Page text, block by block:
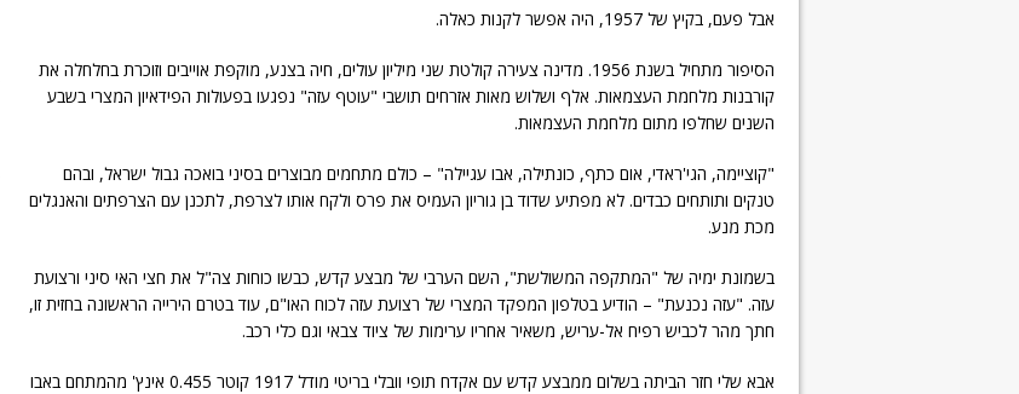
אבל פעם, בקיץ של 1957, היה אפשר לקנות כאלה.
הסיפור מתחיל בשנת 1956. מדינה צעירה קולטת שני מיליון עולים, חיה בצנע, מוקפת אוייבים וזוכרת בחלחלה את
קורבנות מלחמת העצמאות. אלף ושלוש מאות אזרחים תושבי "עוטף עזה" נפגעו בפעולות הפידאיון המצרי בשבע
השנים שחלפו מתום מלחמת העצמאות.
"קוציימה, הגי'ראדי, אום כתף, כונתילה, אבו עגיילה" – כולם מתחמים מבוצרים בסיני בואכה גבול ישראל, ובהם
טנקים ותותחים כבדים. לא מפתיע שדוד בן גוריון העמיס את פרס ולקח אותו לצרפת, לתכנן עם הצרפתים והאנגלים
מכת מנע.
בשמונת ימיה של "המתקפה המשולשת", השם הערבי של מבצע קדש, כבשו כוחות צה"ל את חצי האי סיני ורצועת
עזה. "עזה נכנעת" – הודיע בטלפון המפקד המצרי של רצועת עזה לכוח האו"ם, עוד בטרם הירייה הראשונה בחזית זו,
חתך מהר לכביש רפיח אל-עריש, משאיר אחריו ערימות של ציוד צבאי וגם כלי רכב.
אבא שלי חזר הביתה בשלום ממבצע קדש עם אקדח תופי וובלי בריטי מודל 1917 קוטר 0.455 אינץ' מהמתחם באבו